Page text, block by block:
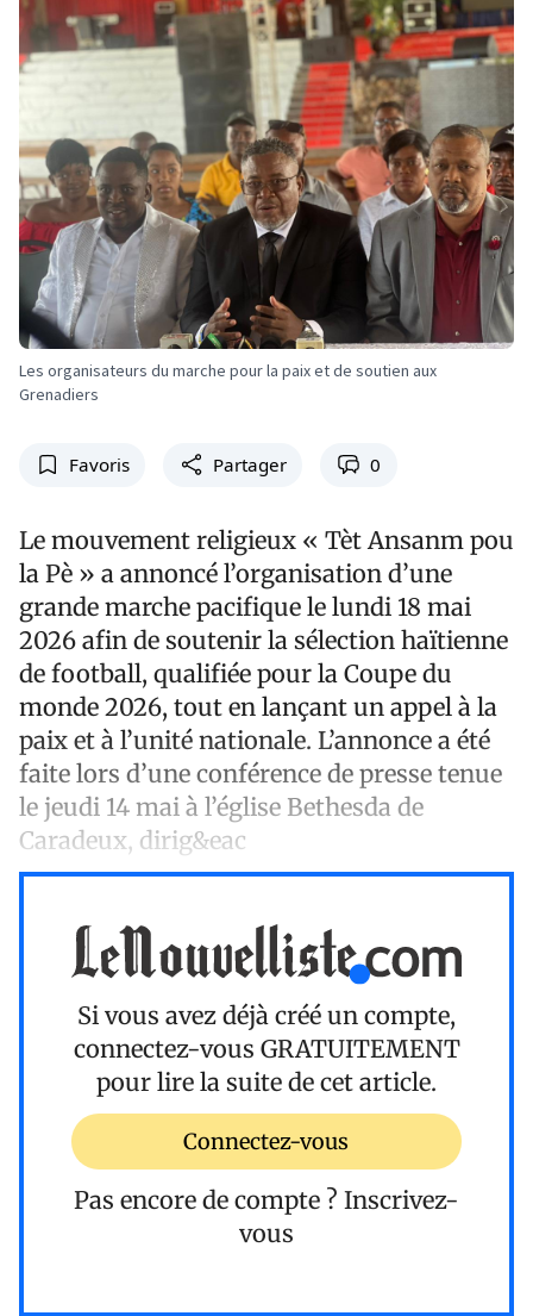
Les organisateurs du marche pour la paix et de soutien aux
Grenadiers
Favoris Partager 0
Le mouvement religieux « Tèt Ansanm pou
la Pè » a annoncé l’organisation d’une
grande marche pacifique le lundi 18 mai
2026 afin de soutenir la sélection haïtienne
de football, qualifiée pour la Coupe du
monde 2026, tout en lançant un appel à la
paix et à l’unité nationale. L’annonce a été
faite lors d’une conférence de presse tenue
le jeudi 14 mai à l’église Bethesda de
Caradeux, dirig&eac
Si vous avez déjà créé un compte,
connectez-vous GRATUITEMENT
pour lire la suite de cet article.
Connectez-vous
Pas encore de compte ? Inscrivez-
vous